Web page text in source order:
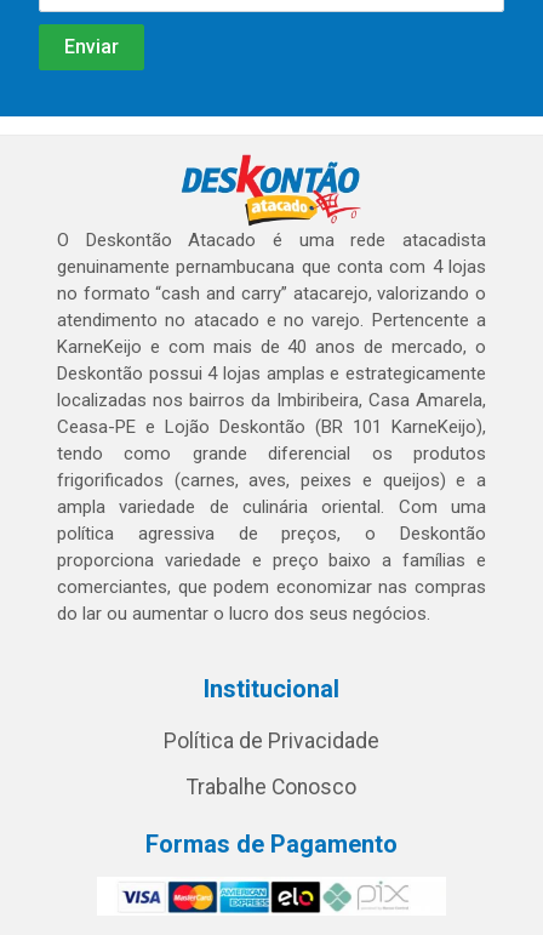
O Deskontão Atacado é uma rede atacadista
genuinamente pernambucana que conta com 4 lojas
no formato “cash and carry” atacarejo, valorizando o
atendimento no atacado e no varejo. Pertencente a
KarneKeijo e com mais de 40 anos de mercado, o
Deskontão possui 4 lojas amplas e estrategicamente
localizadas nos bairros da Imbiribeira, Casa Amarela,
Ceasa-PE e Lojão Deskontão (BR 101 KarneKeijo),
tendo como grande diferencial os produtos
frigorificados (carnes, aves, peixes e queijos) e a
ampla variedade de culinária oriental. Com uma
política agressiva de preços, o Deskontão
proporciona variedade e preço baixo a famílias e
comerciantes, que podem economizar nas compras
do lar ou aumentar o lucro dos seus negócios.
Institucional
Política de Privacidade
Trabalhe Conosco
Formas de Pagamento